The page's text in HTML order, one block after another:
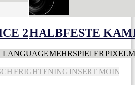
2HALBFESTE
LANGUAGEMEHRSPIELER
FRIGHTENING INSERT MOIN